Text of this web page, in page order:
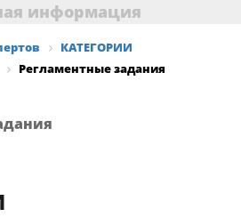
информация
КАТЕГОРИИ
Регламентные задания